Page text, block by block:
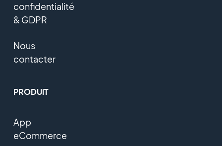
confidentialité
& GDPR
Nous
contacter
PRODUIT
App
eCommerce